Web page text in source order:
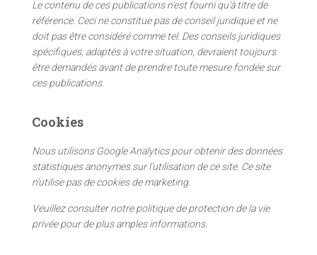
h
e
r
:
Le contenu de ces publications n’est fourni qu’à titre de
référence. Ceci ne constitue pas de conseil juridique et ne
doit pas être considéré comme tel. Des conseils juridiques
spécifiques, adaptés à votre situation, devraient toujours
être demandés avant de prendre toute mesure fondée sur
ces publications.
Cookies
Nous utilisons Google Analytics pour obtenir des données
statistiques anonymes sur l’utilisation de ce site. Ce site
n’utilise pas de cookies de marketing.
Veuillez consulter notre politique de protection de la vie
privée pour de plus amples informations.